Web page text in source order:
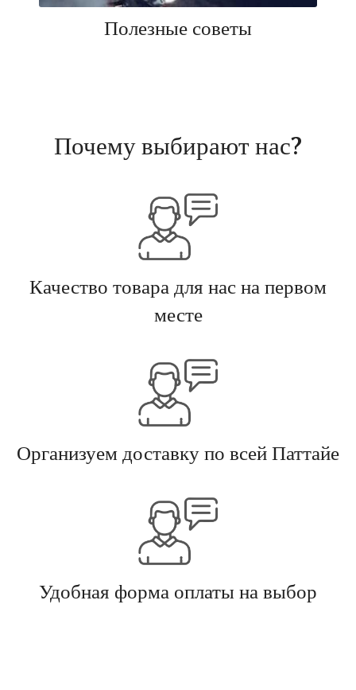
Полезные советы
Почему выбирают нас?
Качество товара для нас на первом
месте
Организуем доставку по всей Паттайе
Удобная форма оплаты на выбор